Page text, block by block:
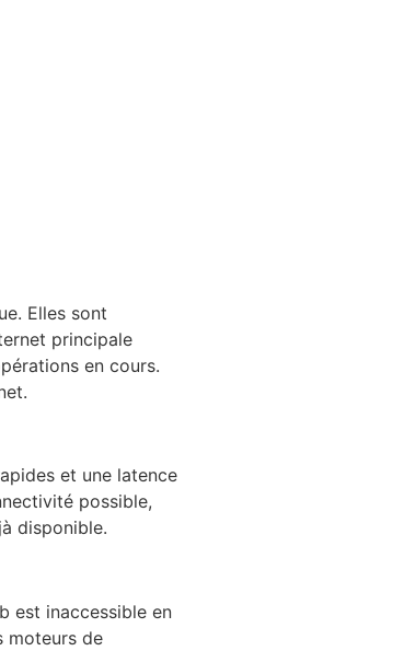
Elles sont
principale
en cours.
et une latence
possible,
disponible.
est inaccessible en
moteurs de